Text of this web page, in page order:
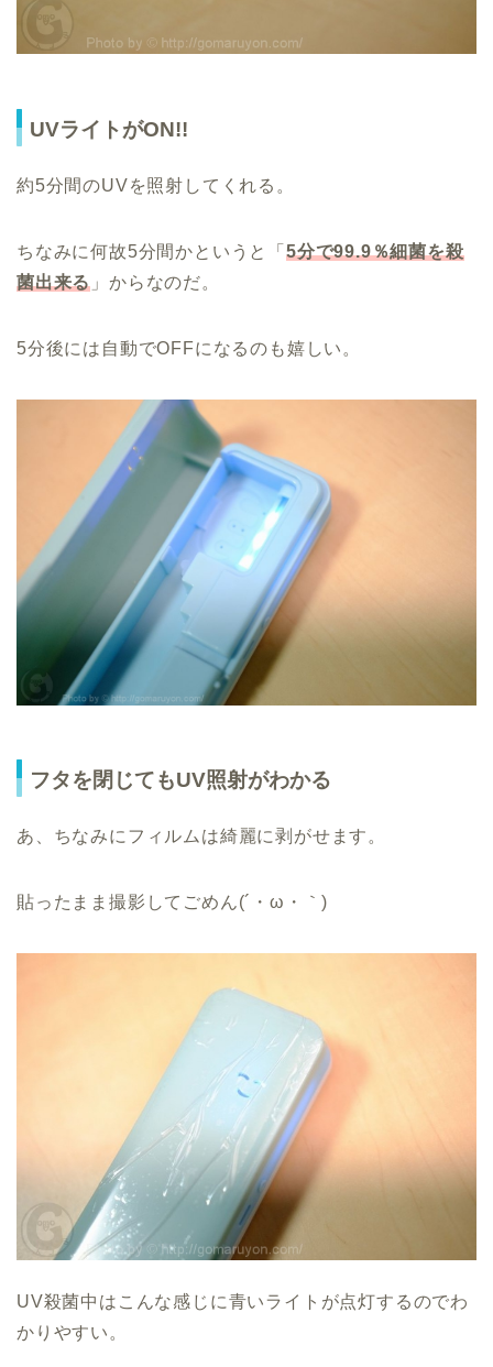
UVライトがON!!
約5分間のUVを照射してくれる。
ちなみに何故5分間かというと「 5分で99.9％細菌を殺
菌出来る 」からなのだ。
5分後には自動でOFFになるのも嬉しい。
フタを閉じてもUV照射がわかる
あ、ちなみにフィルムは綺麗に剥がせます。
貼ったまま撮影してごめん(´・ω・｀)
UV殺菌中はこんな感じに青いライトが点灯するのでわ
かりやすい。